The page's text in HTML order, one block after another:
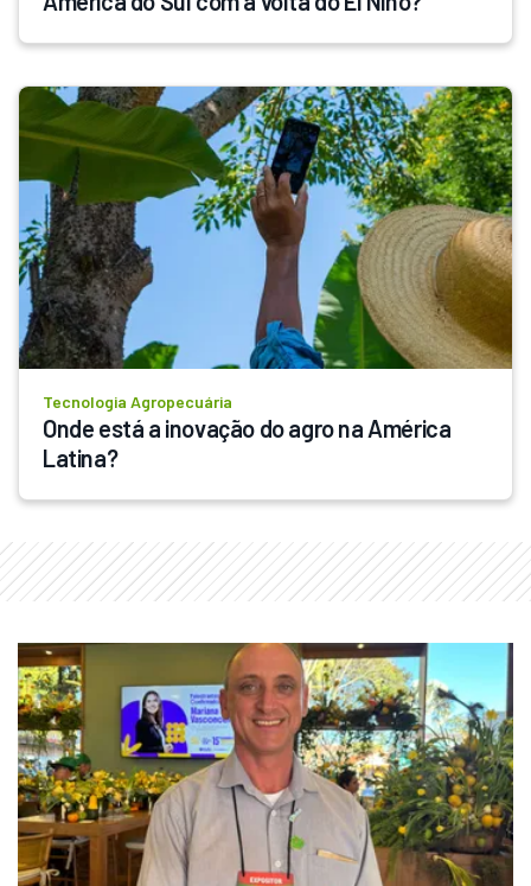
Tecnologia Agropecuária
Onde está a inovação do agro na América
Latina?